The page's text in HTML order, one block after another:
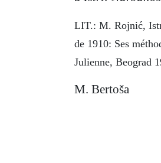
LIT.: M. Rojnić,
de 1910: Ses
Julienne, Beograd
M. Bertoša